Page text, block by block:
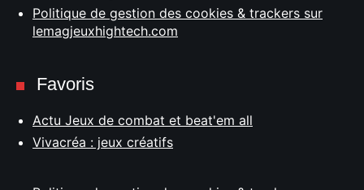
Politique de gestion des cookies & trackers sur
lemagjeuxhightech.com
Favoris
Actu Jeux de combat et beat'em all
Vivacréa : jeux créatifs